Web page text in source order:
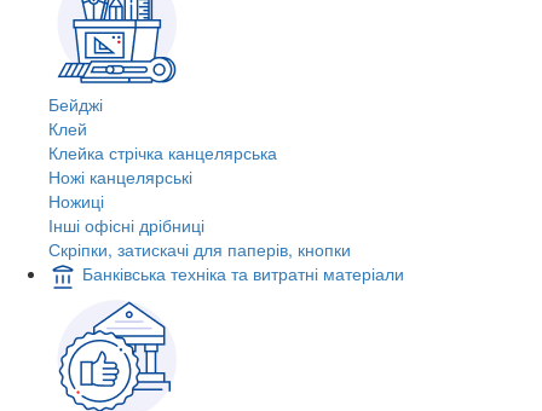
Бейджі
Клей
Клейка стрічка канцелярська
Ножі канцелярські
Ножиці
Інші офісні дрібниці
Скріпки, затискачі для паперів, кнопки
Банківська техніка та витратні матеріали